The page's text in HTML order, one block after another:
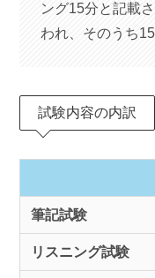
ング15分と記載
われ、そのうち
試験内容の内訳
筆記試験
リスニング試験